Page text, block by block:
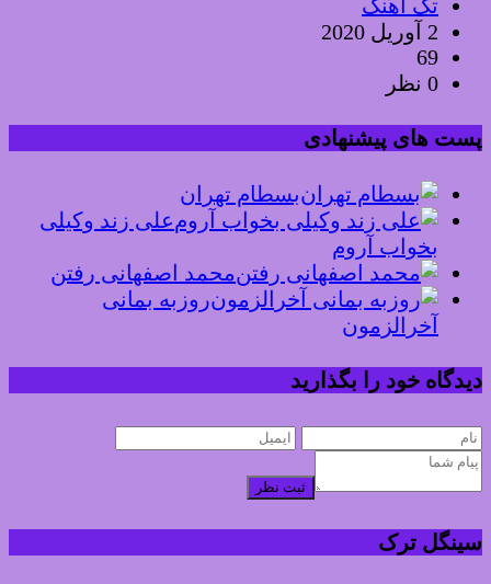
تک آهنگ
2 آوریل 2020
69
0 نظر
پست های پیشنهادی
بسطام تهران
علی زند وکیلی
بخواب آروم
محمد اصفهانی رفتن
روزبه بمانی
آخرالزمون
دیدگاه خود را بگذارید
ثبت نظر
سینگل ترک